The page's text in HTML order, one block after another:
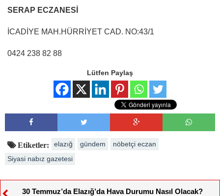
SERAP ECZANESİ
İCADİYE MAH.HÜRRİYET CAD. NO:43/1
0424 238 82 88
Lütfen Paylaş
Etiketler: elazığ gündem
nöbetçi eczan
Siyasi nabız gazetesi
30 Temmuz’da Elazığ’da Hava Durumu Nasıl Olacak?